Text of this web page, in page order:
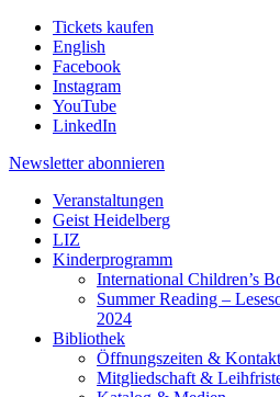
Tickets kaufen
English
Facebook
Instagram
YouTube
LinkedIn
Newsletter abonnieren
Veranstaltungen
Geist Heidelberg
LIZ
Kinderprogramm
International Children’s
Summer Reading –
2024
Bibliothek
Öffnungszeiten & Kontakt
Mitgliedschaft &